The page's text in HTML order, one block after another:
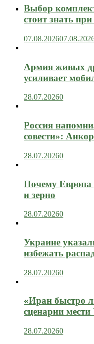
Выбор
стоит знать
07.08.2026
Армия живых
усиливает
28.07.20260
Россия
совести»:
28.07.20260
Почему Европа
и зерно
28.07.20260
Украине
избежать
28.07.20260
«Иран быстро
сценарии
28.07.20260